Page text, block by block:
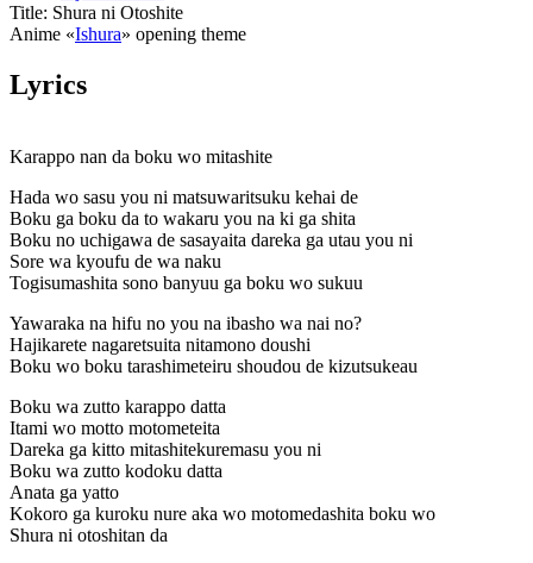
Title: Shura ni Otoshite
Anime «Ishura» opening theme
Lyrics
Karappo nan da boku wo mitashite
Hada wo sasu you ni matsuwaritsuku kehai de
Boku ga boku da to wakaru you na ki ga shita
Boku no uchigawa de sasayaita dareka ga utau you ni
Sore wa kyoufu de wa naku
Togisumashita sono banyuu ga boku wo sukuu
Yawaraka na hifu no you na ibasho wa nai no?
Hajikarete nagaretsuita nitamono doushi
Boku wo boku tarashimeteiru shoudou de kizutsukeau
Boku wa zutto karappo datta
Itami wo motto motometeita
Dareka ga kitto mitashitekuremasu you ni
Boku wa zutto kodoku datta
Anata ga yatto
Kokoro ga kuroku nure aka wo motomedashita boku wo
Shura ni otoshitan da